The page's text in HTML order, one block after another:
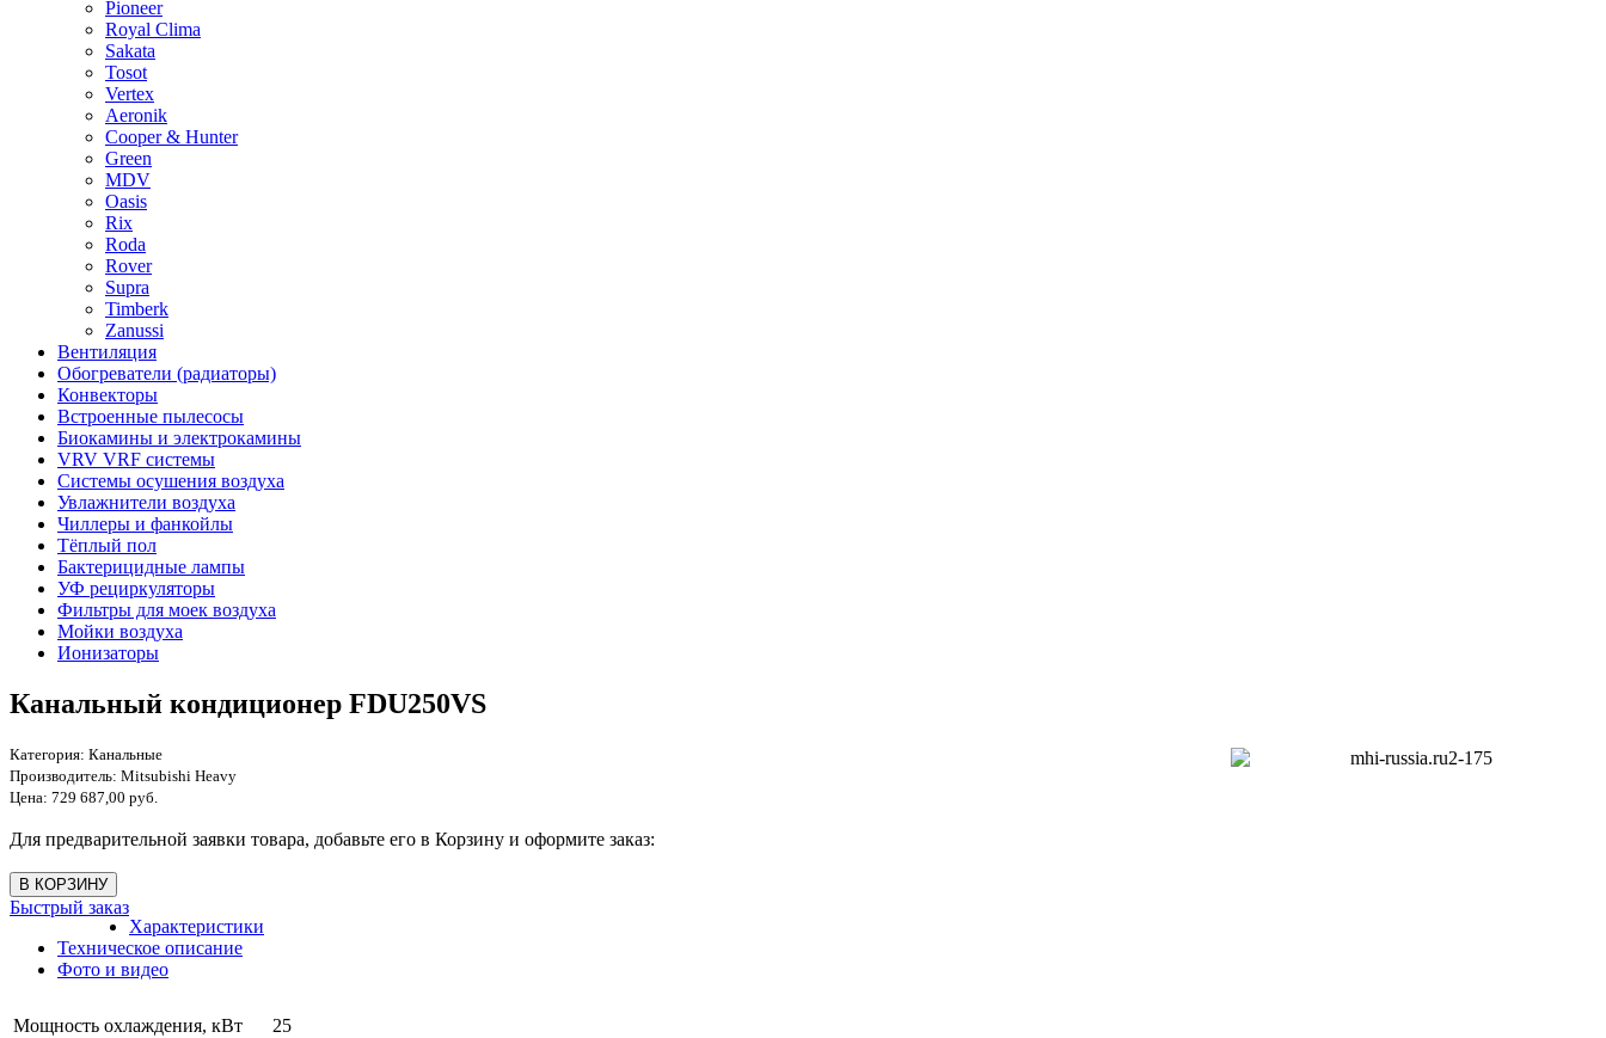
Pioneer
Royal Clima
Sakata
Tosot
Vertex
Aeronik
Cooper & Hunter
Green
MDV
Oasis
Rix
Roda
Rover
Supra
Timberk
Zanussi
Вентиляция
Обогреватели (радиаторы)
Конвекторы
Встроенные пылесосы
Биокамины и электрокамины
VRV VRF системы
Системы осушения воздуха
Увлажнители воздуха
Чиллеры и фанкойлы
Тёплый пол
Бактерицидные лампы
УФ рециркуляторы
Фильтры для моек воздуха
Мойки воздуха
Ионизаторы
Канальный кондиционер FDU250VS
Категория: Канальные
Производитель: Mitsubishi Heavy
Цена: 729 687,00 руб.
Для предварительной заявки товара, добавьте его в Корзину и оформите заказ:
Быстрый заказ
Характеристики
Техническое описание
Фото и видео
Мощность охлаждения, кВт 25